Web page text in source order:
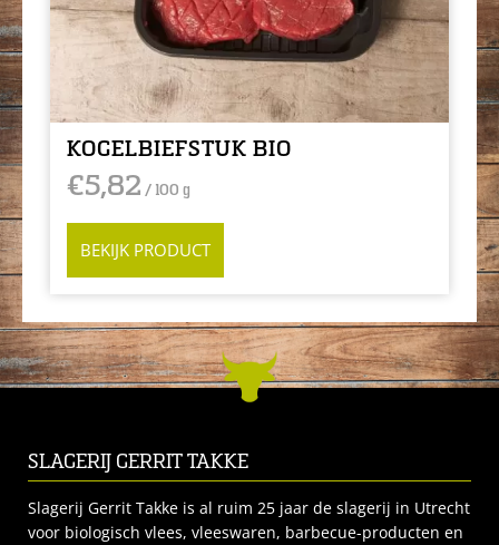
KOGELBIEFSTUK BIO
€5,82 / 100 g
BEKIJK PRODUCT
SLAGERIJ GERRIT TAKKE
Slagerij Gerrit Takke is al ruim 25 jaar de slagerij in Utrecht
voor biologisch vlees, vleeswaren, barbecue-producten en